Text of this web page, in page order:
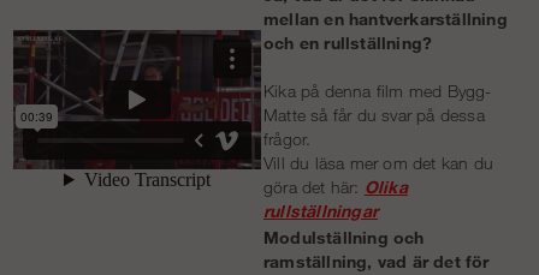
mellan en hantverkarställning
och en rullställning?
Kika på denna film med Bygg-
Matte så får du svar på dessa
frågor.
Vill du läsa mer om det kan du
göra det här: Olika
rullställningar
Modulställning och
ramställning, vad är det för